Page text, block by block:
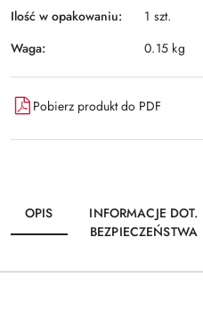
Ilość w opakowaniu:
1 szt.
Waga:
0.15 kg
Pobierz produkt do PDF
OPIS
INFORMACJE DOT.
BEZPIECZEŃSTWA